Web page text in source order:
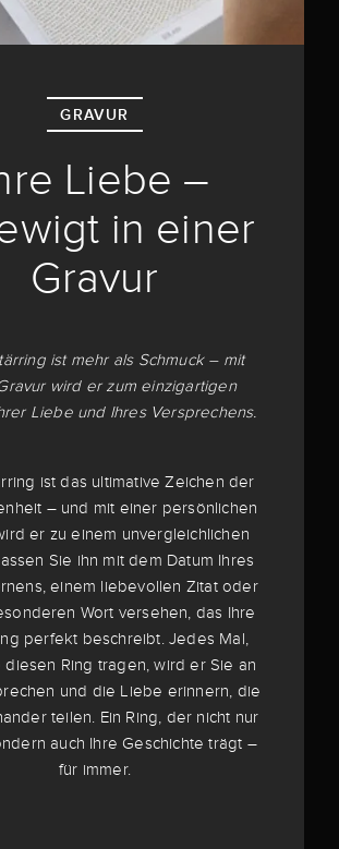
GRAVUR
Liebe –
in einer
Gravur
ist mehr als Schmuck – mit
wird er zum einzigartigen
Liebe und Ihres Versprechens.
ist das ultimative Zeichen der
– und mit einer persönlichen
er zu einem unvergleichlichen
Sie ihn mit dem Datum Ihres
einem liebevollen Zitat oder
Wort versehen, das Ihre
perfekt beschreibt. Jedes Mal,
diesen Ring tragen, wird er Sie an
und die Liebe erinnern, die
teilen. Ein Ring, der nicht nur
auch Ihre Geschichte trägt –
für immer.